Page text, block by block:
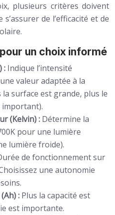
plusieurs critères doivent
de l’efficacité et de
un choix informé
: Indique l’intensité
valeur adaptée à la
surface est grande, plus le
(Kelvin) : Détermine la
pour une lumière
lumière froide).
de fonctionnement sur
une autonomie
: Plus la capacité est
est importante.